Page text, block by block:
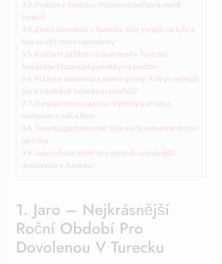
3 3. Podzim v Turecku: Pohodlné počasí a méně
turistů
4 4. Zimní dovolená v Turecku: Kdy vyrazit na lyže a
kde se užít zimní radovánky
5 5. Kulturní zážitek na dovolené v Turecku:
Navštivte historické památky na podzim
6 6. Plážová dovolená a vodní sporty: Kdy je nejlepší
čas k návštěvě tureckých pobřeží?
7 7. Turecko mimo sezónu: Výhody a atrakce
cestování v září a říjnu
8 8. Turecká gastronomie: Kde a kdy ochutnat místní
lahůdky
9 9. Jaké měsíce zvolit pro cenově výhodnější
dovolenou v Turecku?
1. Jaro – Nejkrásnější
Roční Období Pro
Dovolenou V Turecku